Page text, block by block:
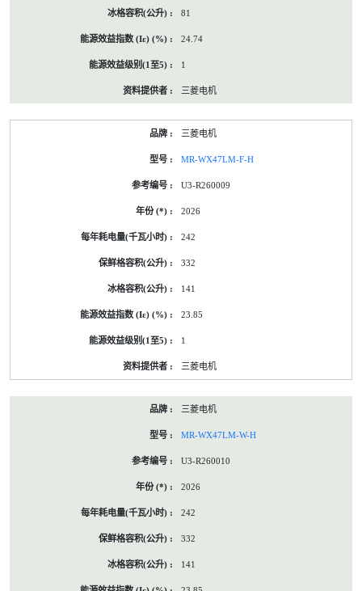
81
24.74
1
三菱电机
三菱电机
MR-WX47LM-F-H
U3-R260009
2026
242
332
141
23.85
1
三菱电机
三菱电机
MR-WX47LM-W-H
U3-R260010
2026
242
332
141